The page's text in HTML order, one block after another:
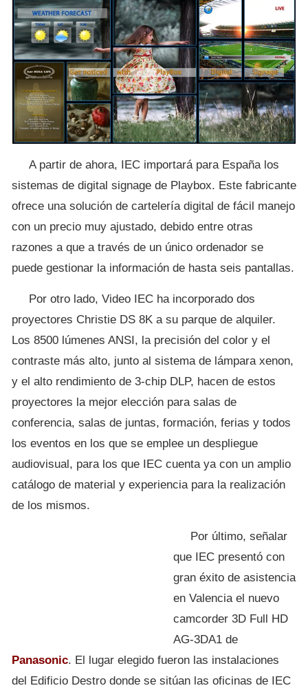
A partir de ahora, IEC importará para España los
sistemas de digital signage de Playbox. Este fabricante
ofrece una solución de cartelería digital de fácil manejo
con un precio muy ajustado, debido entre otras
razones a que a través de un único ordenador se
puede gestionar la información de hasta seis pantallas.
Por otro lado, Video IEC ha incorporado dos
proyectores Christie DS 8K a su parque de alquiler.
Los 8500 lúmenes ANSI, la precisión del color y el
contraste más alto, junto al sistema de lámpara xenon,
y el alto rendimiento de 3-chip DLP, hacen de estos
proyectores la mejor elección para salas de
conferencia, salas de juntas, formación, ferias y todos
los eventos en los que se emplee un despliegue
audiovisual, para los que IEC cuenta ya con un amplio
catálogo de material y experiencia para la realización
de los mismos.
Por último, señalar
que IEC presentó con
gran éxito de asistencia
en Valencia el nuevo
camcorder 3D Full HD
AG-3DA1 de
Panasonic. El lugar elegido fueron las instalaciones
del Edificio Destro donde se sitúan las oficinas de IEC